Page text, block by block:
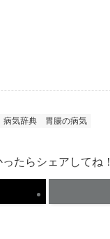
病気辞典 胃腸の病気
ったらシェアしてね！